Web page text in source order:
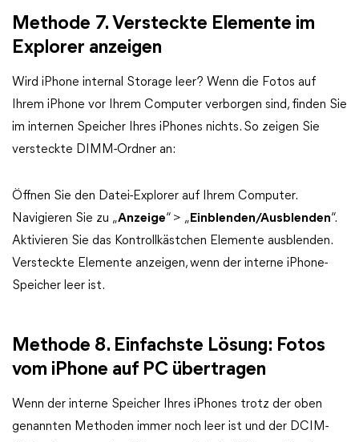
Methode 7. Versteckte Elemente im
Explorer anzeigen
Wird iPhone internal Storage leer? Wenn die Fotos auf
Ihrem iPhone vor Ihrem Computer verborgen sind, finden Sie
im internen Speicher Ihres iPhones nichts. So zeigen Sie
versteckte DIMM-Ordner an:
Öffnen Sie den Datei-Explorer auf Ihrem Computer.
Navigieren Sie zu „Anzeige“ > „ Einblenden/Ausblenden“.
Aktivieren Sie das Kontrollkästchen Elemente ausblenden.
Versteckte Elemente anzeigen, wenn der interne iPhone-
Speicher leer ist.
Methode 8. Einfachste Lösung: Fotos
vom iPhone auf PC übertragen
Wenn der interne Speicher Ihres iPhones trotz der oben
genannten Methoden immer noch leer ist und der DCIM-